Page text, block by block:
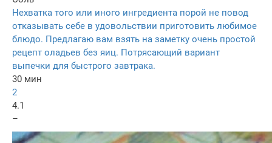
Нехватка того или иного ингредиента порой не повод
отказывать себе в удовольствии приготовить любимое
блюдо. Предлагаю вам взять на заметку очень простой
рецепт оладьев без яиц. Потрясающий вариант
выпечки для быстрого завтрака.
30 мин
2
4.1
–